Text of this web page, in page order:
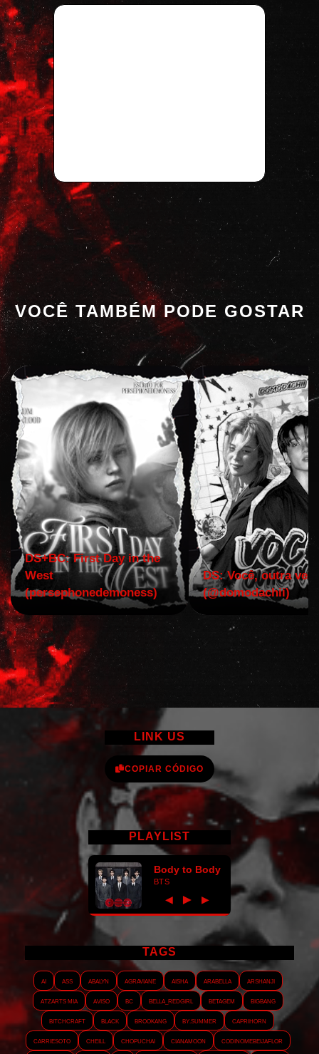
VOCÊ TAMBÉM PODE GOSTAR
DS+BC: First Day in the
West
(persephonedemoness)
DS: Você, outra vez!
(@domodachii)
LINK US
COPIAR CÓDIGO
PLAYLIST
Body to Body
BTS
◀ ► ▶
TAGS
AI ASS Abalyn Agraviane Aisha Arabella
Arshanji
Atzarts Mia
Aviso BC Bella_RedGirl Betagem
Bigbang
Bitchcraft
Black Brookang By.summer
Caprihorn
Carriesoto
Cheill Chopuchai Cianamoon Codinomebeijaflor